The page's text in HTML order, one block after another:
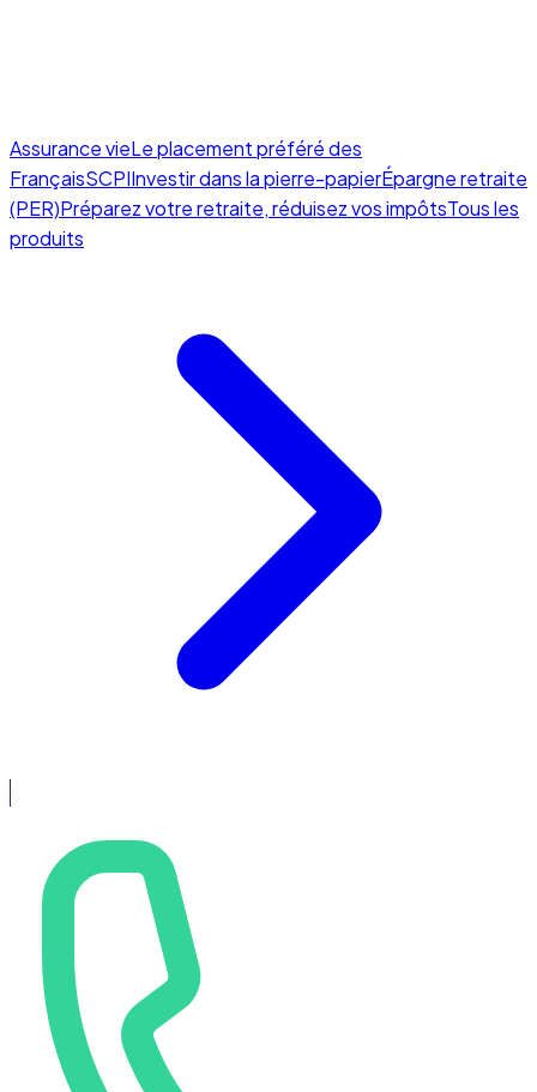
Assurance vieLe placement préféré des
FrançaisSCPIInvestir dans la pierre-papierÉpargne retraite
(PER)Préparez votre retraite, réduisez vos impôtsTous les
produits